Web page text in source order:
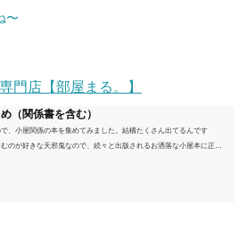
〜
門店【部屋まる。】
（関係書を含む）
、小屋関係の本を集めてみました。結構たくさん出てるんです
のが好きな天邪鬼なので、続々と出版されるお洒落な小屋本に正直